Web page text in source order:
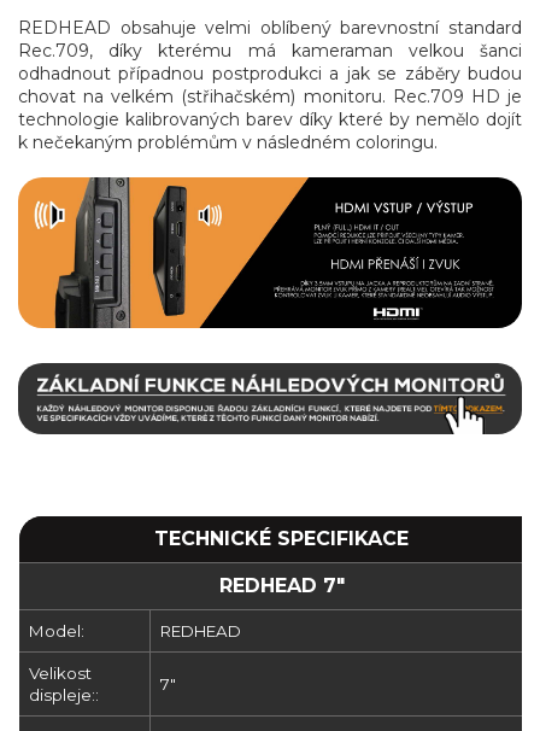
REDHEAD obsahuje velmi oblíbený barevnostní standard
Rec.709, díky kterému má kameraman velkou šanci
odhadnout případnou postprodukci a jak se záběry budou
chovat na velkém (střihačském) monitoru. Rec.709 HD je
technologie kalibrovaných barev díky které by nemělo dojít
k nečekaným problémům v následném coloringu.
TECHNICKÉ SPECIFIKACE
REDHEAD 7"
Model: REDHEAD
Velikost
displeje::
7"